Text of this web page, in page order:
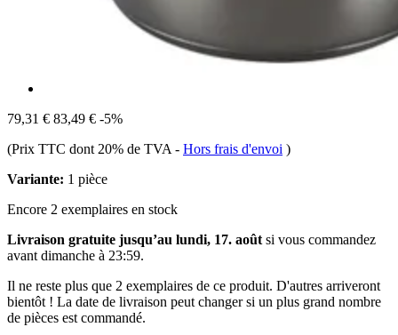
79,31 € 83,49 € -5%
(Prix TTC dont 20% de TVA - Hors frais d'envoi )
Variante: 1 pièce
Encore 2 exemplaires en stock
Livraison gratuite jusqu’au lundi, 17. août si vous commandez
avant dimanche à 23:59.
Il ne reste plus que 2 exemplaires de ce produit. D'autres arriveront
bientôt ! La date de livraison peut changer si un plus grand nombre
de pièces est commandé.